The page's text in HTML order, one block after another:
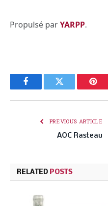
Propulsé parYARPP.
FacebookTwitter
PREVIOUS ARTICLE
AOC Rasteau
RELATED POSTS